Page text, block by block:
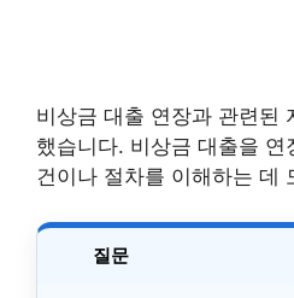
비상금 대출 연장과 관련된
했습니다. 비상금 대출을
건이나 절차를 이해하는 데
질문